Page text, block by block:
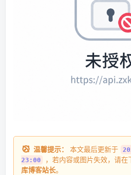
温馨提示： 本文最后更新于
23:00
，若内容或图片失效，请在
库博客站长。